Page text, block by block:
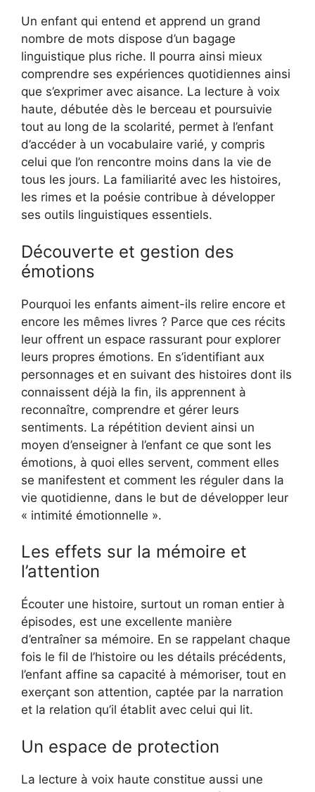
Un enfant qui entend et apprend un grand
nombre de mots dispose d’un bagage
linguistique plus riche. Il pourra ainsi mieux
comprendre ses expériences quotidiennes ainsi
que s’exprimer avec aisance. La lecture à voix
haute, débutée dès le berceau et poursuivie
tout au long de la scolarité, permet à l’enfant
d’accéder à un vocabulaire varié, y compris
celui que l’on rencontre moins dans la vie de
tous les jours. La familiarité avec les histoires,
les rimes et la poésie contribue à développer
ses outils linguistiques essentiels.
Découverte et gestion des
émotions
Pourquoi les enfants aiment-ils relire encore et
encore les mêmes livres ? Parce que ces récits
leur offrent un espace rassurant pour explorer
leurs propres émotions. En s’identifiant aux
personnages et en suivant des histoires dont ils
connaissent déjà la fin, ils apprennent à
reconnaître, comprendre et gérer leurs
sentiments. La répétition devient ainsi un
moyen d’enseigner à l’enfant ce que sont les
émotions, à quoi elles servent, comment elles
se manifestent et comment les réguler dans la
vie quotidienne, dans le but de développer leur
« intimité émotionnelle ».
Les effets sur la mémoire et
l’attention
Écouter une histoire, surtout un roman entier à
épisodes, est une excellente manière
d’entraîner sa mémoire. En se rappelant chaque
fois le fil de l’histoire ou les détails précédents,
l’enfant affine sa capacité à mémoriser, tout en
exerçant son attention, captée par la narration
et la relation qu’il établit avec celui qui lit.
Un espace de protection
La lecture à voix haute constitue aussi une